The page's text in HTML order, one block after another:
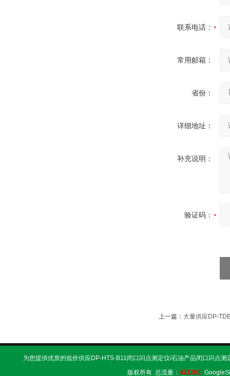
联系电话：
常用邮箱：
省份：
详细地址：
补充说明：
验证码：
上一篇： 大量供应DP-
为您提供优质的低价供应DP-HTS-B11闭口闪点测定仪/石油产品闭口闪点
版权所有 总流量： 421261